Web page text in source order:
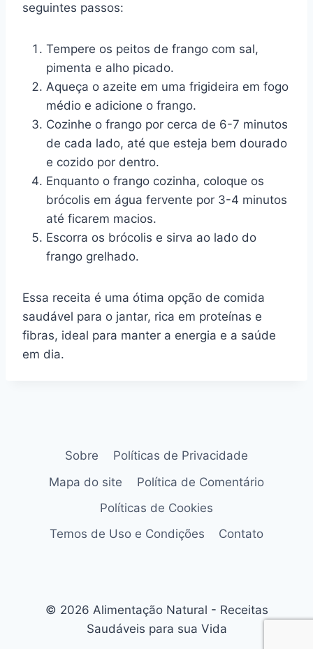
seguintes passos:
Tempere os peitos de frango com sal,
pimenta e alho picado.
Aqueça o azeite em uma frigideira em fogo
médio e adicione o frango.
Cozinhe o frango por cerca de 6-7 minutos
de cada lado, até que esteja bem dourado
e cozido por dentro.
Enquanto o frango cozinha, coloque os
brócolis em água fervente por 3-4 minutos
até ficarem macios.
Escorra os brócolis e sirva ao lado do
frango grelhado.
Essa receita é uma ótima opção de comida
saudável para o jantar, rica em proteínas e
fibras, ideal para manter a energia e a saúde
em dia.
Sobre
Políticas de Privacidade
Mapa do site
Política de Comentário
Políticas de Cookies
Temos de Uso e Condições
Contato
© 2026 Alimentação Natural - Receitas
Saudáveis para sua Vida